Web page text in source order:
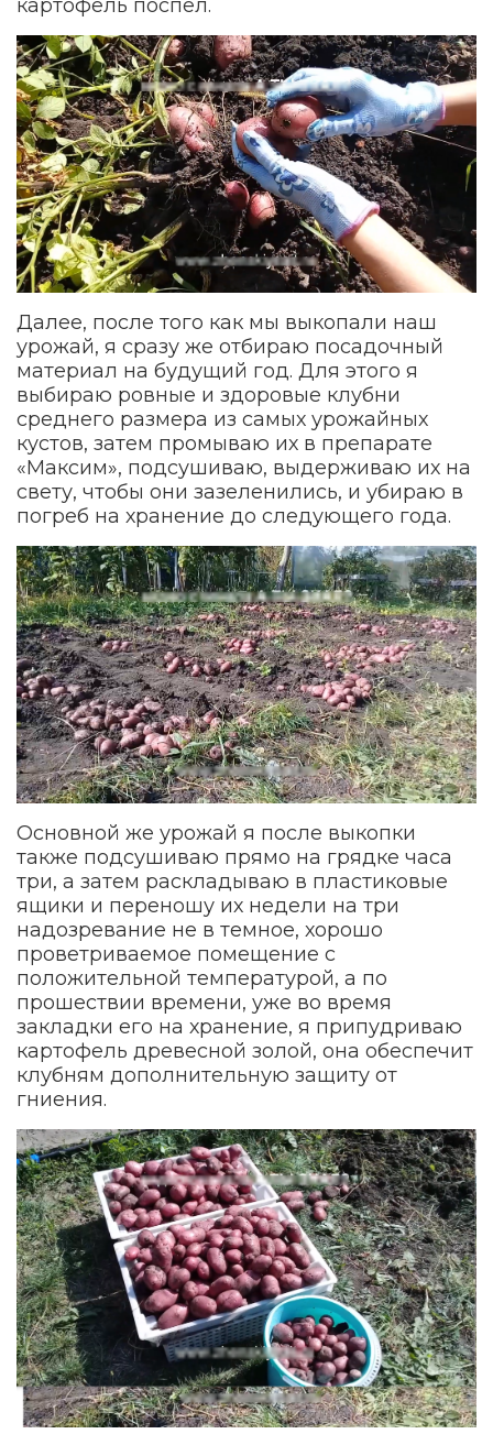
картофель поспел.
Далее, после того как мы выкопали наш
урожай, я сразу же отбираю посадочный
материал на будущий год. Для этого я
выбираю ровные и здоровые клубни
среднего размера из самых урожайных
кустов, затем промываю их в препарате
«Максим», подсушиваю, выдерживаю их на
свету, чтобы они зазеленились, и убираю в
погреб на хранение до следующего года.
Основной же урожай я после выкопки
также подсушиваю прямо на грядке часа
три, а затем раскладываю в пластиковые
ящики и переношу их недели на три
надозревание не в темное, хорошо
проветриваемое помещение с
положительной температурой, а по
прошествии времени, уже во время
закладки его на хранение, я припудриваю
картофель древесной золой, она обеспечит
клубням дополнительную защиту от
гниения.